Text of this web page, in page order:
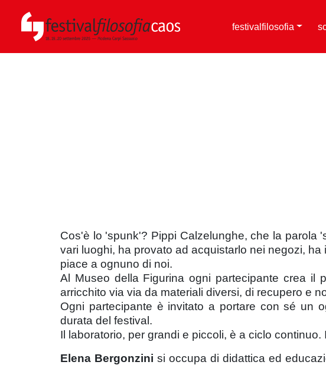
festivalfilosofia
Cos'è lo 'spunk'? Pippi Calzelunghe, che la parola
vari luoghi, ha provato ad acquistarlo nei negozi,
piace a ognuno di noi.
Al Museo della Figurina ogni partecipante crea il
arricchito via via da materiali diversi, di recupero e
Ogni partecipante è invitato a portare con sé un
durata del festival.
Il laboratorio, per grandi e piccoli, è a ciclo
Elena Bergonzini si occupa di didattica ed